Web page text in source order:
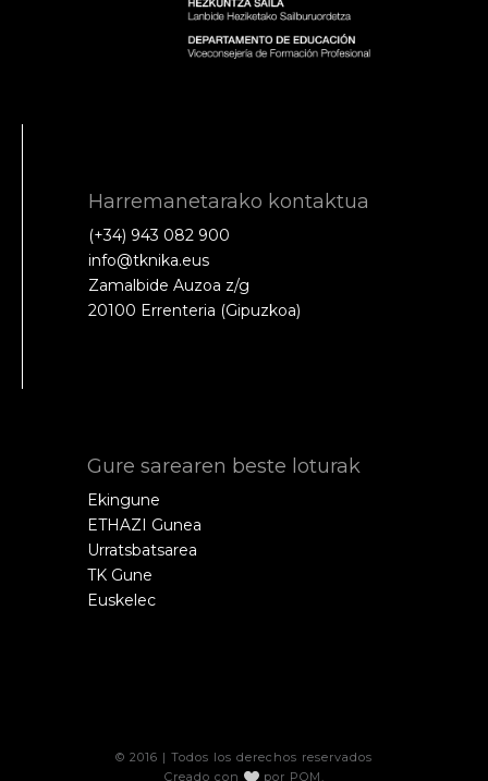
Harremanetarako kontaktua
(+34) 943 082 900
info@tknika.eus
Zamalbide Auzoa z/g
20100 Errenteria (Gipuzkoa)
Gure sarearen beste loturak
Ekingune
ETHAZI Gunea
Urratsbatsarea
TK Gune
Euskelec
© 2016 | Todos los derechos reservados
Creado con
por POM